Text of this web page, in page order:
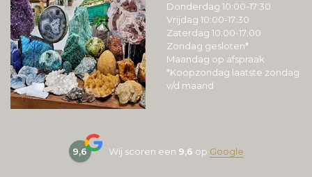
Donderdag 10:00-17:30
Vrijdag 10:00-17:30
Zaterdag 10:00-17:00
Zondag gesloten*
Maandag op afspraak
*Koopzondag laatste zondag
v/d maand
9,6 Wij scoren een 9,6 op Google